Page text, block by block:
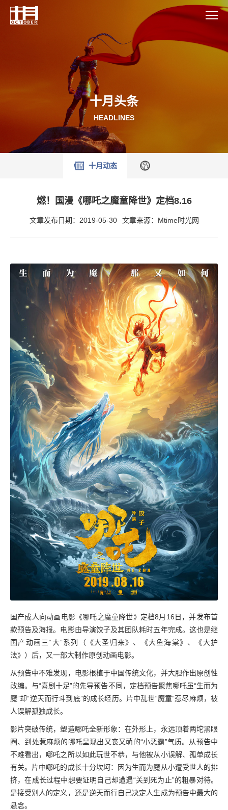
十月头条
HEADLINES
十月动态
燃！国漫《哪吒之魔童降世》定档8.16
文章发布日期：2019-05-30 文章来源：Mtime时光网
国产成人向动画电影《哪吒之魔童降世》定档8月16日，并发布首
款预告及海报。电影由导演饺子及其团队耗时五年完成。这也是继
国产动画三“大”系列（《大圣归来》、《大鱼海棠》、《大护
法》）后，又一部大制作原创动画电影。
从预告中不难发现，电影根植于中国传统文化，并大胆作出原创性
改编。与“喜剧十足”的先导预告不同，定档预告聚焦哪吒虽“生而为
魔”却“逆天而行斗到底”的成长经历。片中乱世“魔童”惹尽麻烦，被
人误解孤独成长。
影片突破传统，塑造哪吒全新形象：在外形上，永远顶着两坨黑眼
圈、到处惹麻烦的哪吒呈现出又丧又萌的“小恶霸”气质。从预告中
不难看出，哪吒之所以如此玩世不恭，与他被从小误解、孤单成长
有关。片中哪吒的成长十分坎坷：因为生而为魔从小遭受世人的排
挤，在成长过程中想要证明自己却遭遇“关到死为止”的粗暴对待。
是接受别人的定义，还是逆天而行自己决定人生成为预告中最大的
悬念。